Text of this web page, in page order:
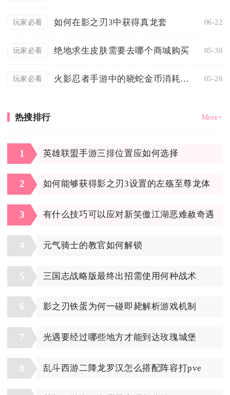
玩家必看 如何在影之刃3中获得真龙套 06-22
玩家必看 绝地求生皮肤需要去哪个商城购买 05-30
玩家必看 火影忍者手游中的晓蛇金币消耗是多少 05-20
热搜排行 More+
1 英雄联盟手游三排位置应如何选择
2 如何能够获得影之刃3设置的左殇至尊龙体
3 有什么技巧可以应对新笑傲江湖恶难赦奇遇
4 元气骑士的教官如何解锁
5 三国志战略版最终出招需使用何种战术
6 影之刃铁蛋为何一碰即毙解析游戏机制
7 光遇要经过哪些地方才能到达玫瑰城堡
8 乱斗西游二降龙罗汉怎么搭配阵容打pve